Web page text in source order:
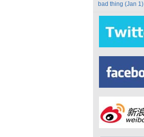
bad thing (Jan 1)